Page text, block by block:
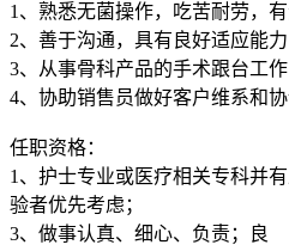
1、熟悉无菌操作，吃苦耐劳，有
2、善于沟通，具有良好适应能力
3、从事骨科产品的手术跟台工作
4、协助销售员做好客户维系和
任职资格：
1、护士专业或医疗相关专科并
验者优先考虑；
3、做事认真、细心、负责；良